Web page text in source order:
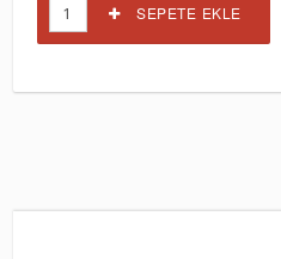
SEPETE EKLE